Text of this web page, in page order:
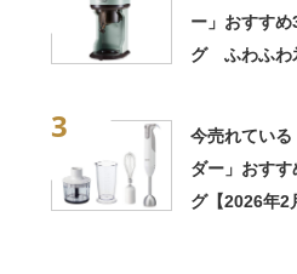
ー」おすす
グ ふわふわ
3
今売れてい
ダー」おす
グ【2026年2